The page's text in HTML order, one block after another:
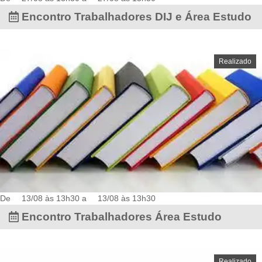
Encontro Trabalhadores DIJ e Área Estudo
Realizado
De 13/08 às 13h30 a 13/08 às 13h30
Encontro Trabalhadores Área Estudo